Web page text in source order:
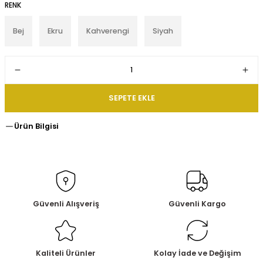
RENK
Bej Ekru Kahverengi Siyah
SEPETE EKLE
Ürün Bilgisi
Güvenli Alışveriş Güvenli Kargo
Kaliteli Ürünler Kolay İade ve Değişim